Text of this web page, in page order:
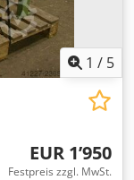
1 / 5
EUR 1’950
Festpreis zzgl. MwSt.